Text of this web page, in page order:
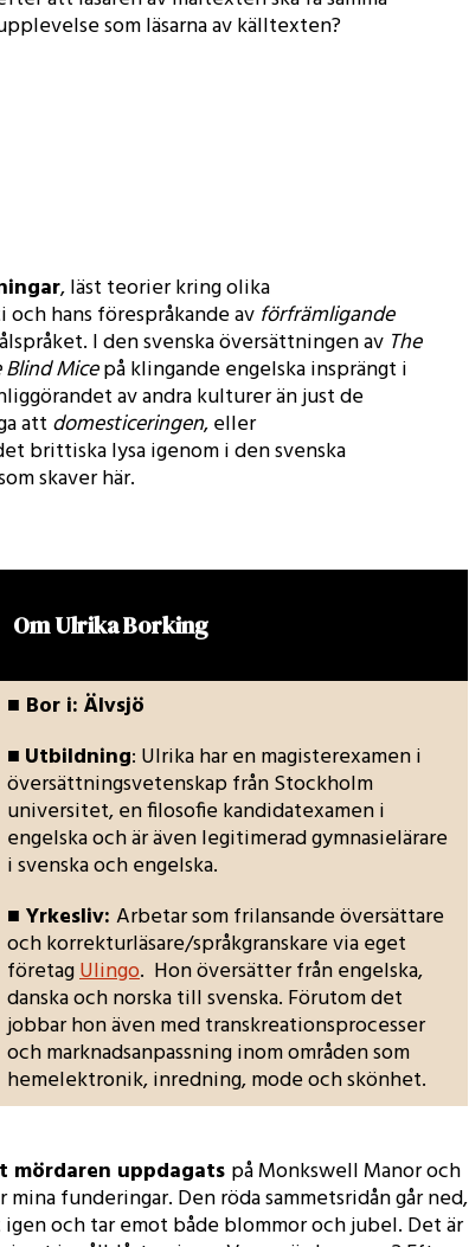
som läsarna av källtexten?
, läst teorier kring olika
hans förespråkande av förfrämligande
I den svenska översättningen av The
Blind Micepå klingande engelska insprängt i
av andra kulturer än just de
att domesticeringen, eller
brittiska lysa igenom i den svenska
skaver här.
Om Ulrika Borking
■ Bor i: Älvsjö
■ Utbildning: Ulrika har en magisterexamen i
översättningsvetenskap från Stockholm
universitet, en filosofie kandidatexamen i
engelska och är även legitimerad gymnasielärare
i svenska och engelska.
■ Yrkesliv: Arbetar som frilansande översättare
och korrekturläsare/språkgranskare via eget
företagUlingo. Hon översätter från engelska,
danska och norska till svenska. Förutom det
jobbar hon även med transkreationsprocesser
och marknadsanpassning inom områden som
hemelektronik, inredning, mode och skönhet.
mördaren uppdagats på Monkswell Manor och
funderingar. Den röda sammetsridån går ned,
och tar emot både blommor och jubel. Det är